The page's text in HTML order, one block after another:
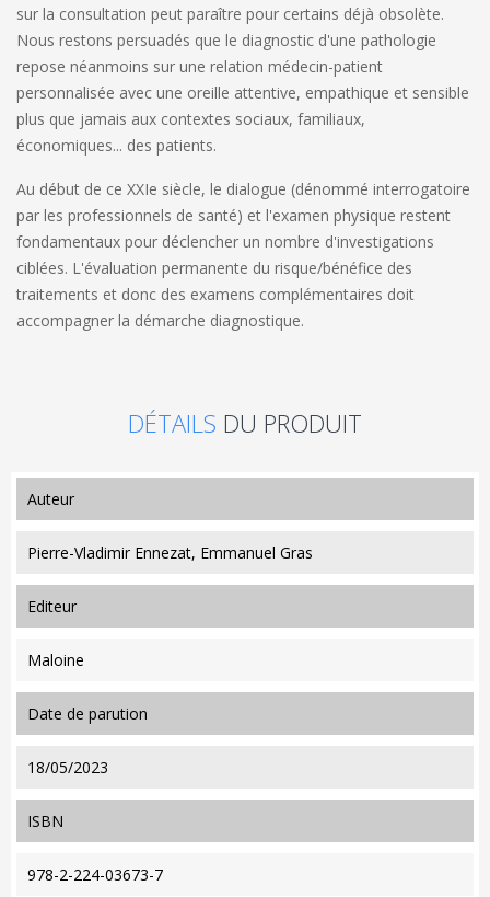
sur la consultation peut paraître pour certains déjà obsolète.
Nous restons persuadés que le diagnostic d'une pathologie
repose néanmoins sur une relation médecin-patient
personnalisée avec une oreille attentive, empathique et sensible
plus que jamais aux contextes sociaux, familiaux,
économiques... des patients.
Au début de ce XXIe siècle, le dialogue (dénommé interrogatoire
par les professionnels de santé) et l'examen physique restent
fondamentaux pour déclencher un nombre d'investigations
ciblées. L'évaluation permanente du risque/bénéfice des
traitements et donc des examens complémentaires doit
accompagner la démarche diagnostique.
DÉTAILS DU PRODUIT
auteur
Pierre-Vladimir Ennezat, Emmanuel Gras
editeur
Maloine
date de parution
18/05/2023
ISBN
978-2-224-03673-7